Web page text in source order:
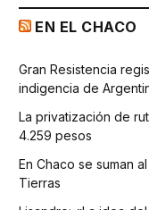
EN EL CHACO
Gran Resistencia
indigencia de
La privatización de
4.259 pesos
En Chaco se suman
Tierras